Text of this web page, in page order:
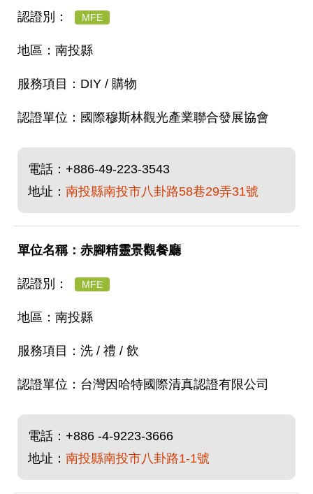
MFE
南投縣
DIY / 購物
國際穆斯林觀光產業聯合發展協會
電話： +886-49-223-3543
地址： 南投縣南投市八卦路58巷29弄31號
赤腳精靈景觀餐廳
MFE
南投縣
洗 / 禮 / 飲
台灣因哈特國際清真認證有限公司
電話： +886 -4-9223-3666
地址： 南投縣南投市八卦路1-1號